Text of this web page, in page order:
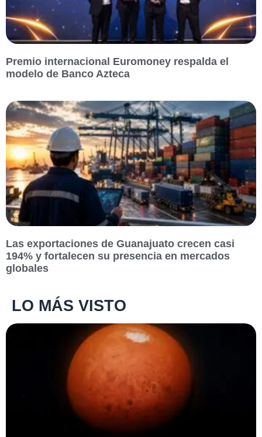
Premio internacional Euromoney respalda el
modelo de Banco Azteca
Las exportaciones de Guanajuato crecen casi
194% y fortalecen su presencia en mercados
globales
LO MÁS VISTO